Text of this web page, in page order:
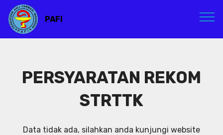
PAFI
PERSYARATAN REKOM
STRTTK
Data tidak ada, silahkan anda kunjungi website